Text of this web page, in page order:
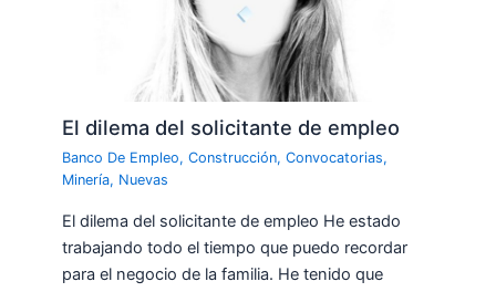
El dilema del solicitante de empleo
Banco De Empleo,Construcción,Convocatorias,
Minería, Nuevas
El dilema del solicitante de empleo He estado
trabajando todo el tiempo que puedo recordar
para el negocio de la familia. He tenido que